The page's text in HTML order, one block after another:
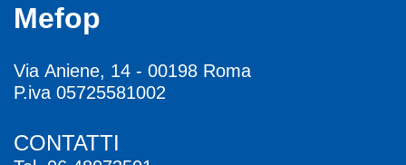
Mefop
Via Aniene, 14 - 00198 Roma
P.iva 05725581002
CONTATTI